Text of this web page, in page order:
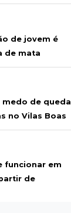
de jovem é
de mata
de queda
no Vilas Boas
funcionar em
de